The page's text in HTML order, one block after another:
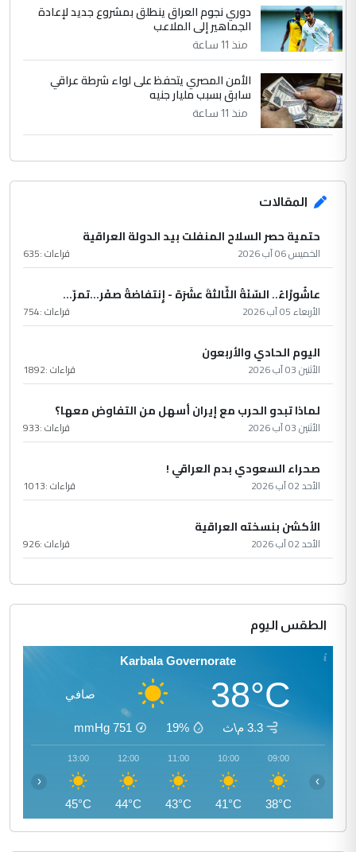
دوري نجوم العراق ينطلق بمشروع جديد لإعادة
الجماهير إلى الملاعب
منذ 11 ساعة
الأمن المصري يتحفظ على لواء شرطة عراقي
سابق بسبب مليار جنيه
منذ 11 ساعة
المقالات
حتمية حصر السلاح المنفلت بيد الدولة العراقية
الخميس 06 آب 2026 قراءات :635
عاشُورْاءُ.. السّنَةُ الثّالثةَ عشَرَة - إِنتفاضةُ صفَر…تمرّ...
الأربعاء 05 آب 2026 قراءات :754
اليوم الحادي والأربعون
الأثنين 03 آب 2026 قراءات :1892
لماذا تبدو الحرب مع إيران أسهل من التفاوض معها؟
الأثنين 03 آب 2026 قراءات :933
صحراء السعودي بدم العراقي !
الأحد 02 آب 2026 قراءات :1013
الأكشن بنسخته العراقية
الأحد 02 آب 2026 قراءات :926
الطقس اليوم
Karbala Governorate
38°C صافي
3.3 م\ث 19%
751
mmHg
09:00
38°C
10:00
41°C
11:00
43°C
12:00
44°C
13:00
45°C
‹ ›